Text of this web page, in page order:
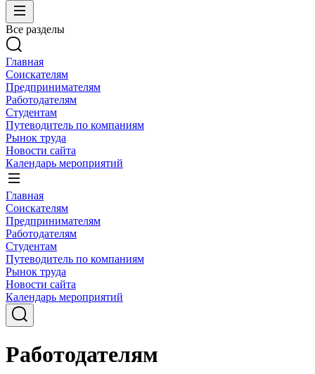
Все разделы
Главная
Соискателям
Предпринимателям
Работодателям
Студентам
Путеводитель по компаниям
Рынок труда
Новости сайта
Календарь мероприятий
Главная
Соискателям
Предпринимателям
Работодателям
Студентам
Путеводитель по компаниям
Рынок труда
Новости сайта
Календарь мероприятий
Работодателям